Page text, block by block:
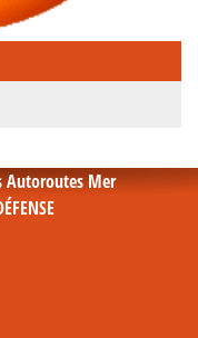
Autoroutes Mer